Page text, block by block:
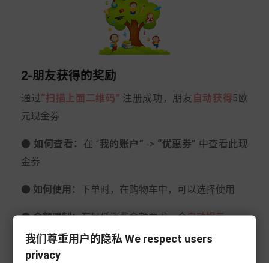
2-朋友获得的奖励
通过“扫描上面二维码” 注册成功，朋友 自动获得5欧
元现金劵
● 如何查看： 在 “我的账户” -> “优惠劵” 中查看此现
金劵
● 如何使用： 下单时，在购物车中，可以选择使用
● 金额限制：有最低消费金额要求，会自动提示
● 时间限制： 此现金劵在180天内有效，过期自动无
我们尊重用户的隐私 We respect users
privacy